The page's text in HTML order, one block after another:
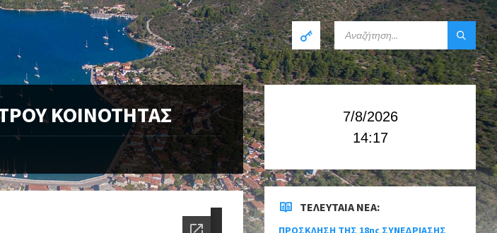
ΚΟΙΝΟΤΗΤΑΣ
7/8/2026
14:17
ΤΕΛΕΥΤΑΊΑ ΝΈΑ:
ΠΡΟΣΚΛΗΣΗ ΤΗΣ 18ης ΣΥΝΕΔΡΙΑΣΗΣ